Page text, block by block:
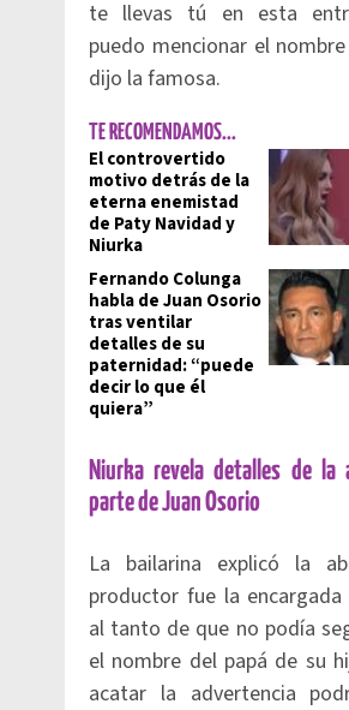
te llevas tú en esta
puedo mencionar el
dijo la famosa.
TE RECOMENDAMOS...
El controvertido
motivo detrás de la
eterna enemistad
de Paty Navidad y
Niurka
Fernando Colunga
habla de Juan Osorio
tras ventilar
detalles de su
paternidad: “puede
decir lo que él
quiera”
Niurka revela detalles de la
parte de Juan Osorio
La bailarina explicó la
productor fue la
al tanto de que no podía
el nombre del papá de su
acatar la advertencia